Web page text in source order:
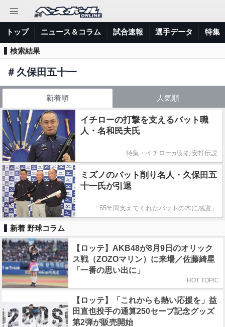
トップ ニュース＆コラム 試合速報 選手データ 特集
検索結果
＃ 久保田五十一
新着順 人気順
イチローの打撃を支えるバット職
人・名和民夫氏
特集・イチローが刻む安打伝説
ミズノのバット削り名人・久保田五
十一氏が引退
「55年間支えてくれたバットの木に感謝」
新着 野球コラム
【ロッテ】AKB48が8月9日のオリック
ス戦（ZOZOマリン）に来場／佐藤綺星
「一番の思い出に」
HOT TOPIC
【ロッテ】「これからも熱い応援を」益
田直也投手の通算250セーブ記念グッズ
第2弾が販売開始